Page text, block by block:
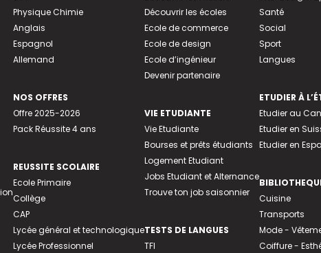
Physique Chimie
Anglais
Espagnol
Allemand
NOS OFFRES
Offre 2025-2026
Pack Réussite 4 ans
REUSSITE SCOLAIRE
Ecole Primaire
Collège
CAP
Lycée général et technologique
Lycée Professionnel
Découvrir les écoles
Ecole de commerce
Ecole de design
Ecole d’ingénieur
Devenir partenaire
VIE ETUDIANTE
Vie Etudiante
Bourses et prêts étudiants
Logement Etudiant
Jobs Etudiant et Alternance
Trouve ton job saisonnier
TESTS DE LANGUES
TFI
Santé
Social
Sport
Langues
ETUDIER À
Etudier au
Etudier en
Etudier en
Cuisine
Transports
Mode -
Coiffure -